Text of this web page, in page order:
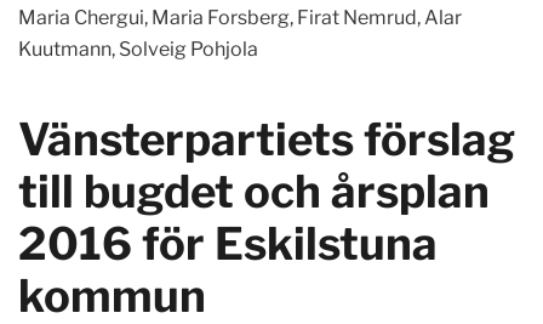
Maria Chergui, Maria Forsberg, Firat Nemrud, Alar
Kuutmann, Solveig Pohjola
Vänsterpartiets förslag
till bugdet och årsplan
2016 för Eskilstuna
kommun